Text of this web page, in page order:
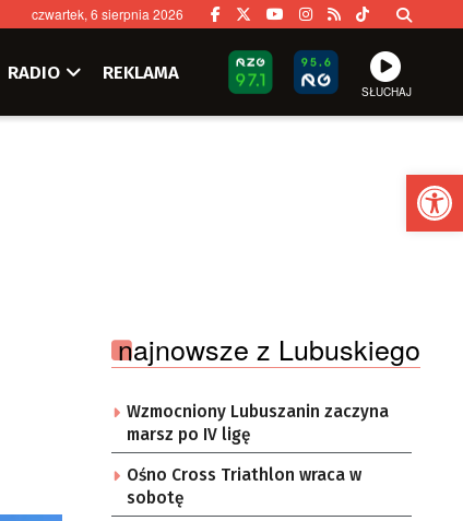
czwartek, 6 sierpnia 2026
RADIO REKLAMA
SŁUCHAJ
najnowsze z Lubuskiego
Wzmocniony Lubuszanin zaczyna
marsz po IV ligę
Ośno Cross Triathlon wraca w
sobotę